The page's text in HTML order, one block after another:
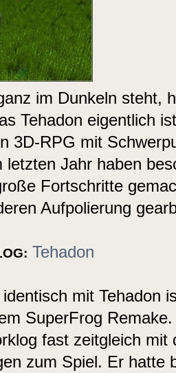
im Dunkeln steht,
Tehadon eigentlich
3D-RPG mit
letzten Jahr haben
Fortschritte
Aufpolierung
Tehadon
mit Tehadon
SuperFrog
fast zeitgleich mit
zum Spiel. Er hatte